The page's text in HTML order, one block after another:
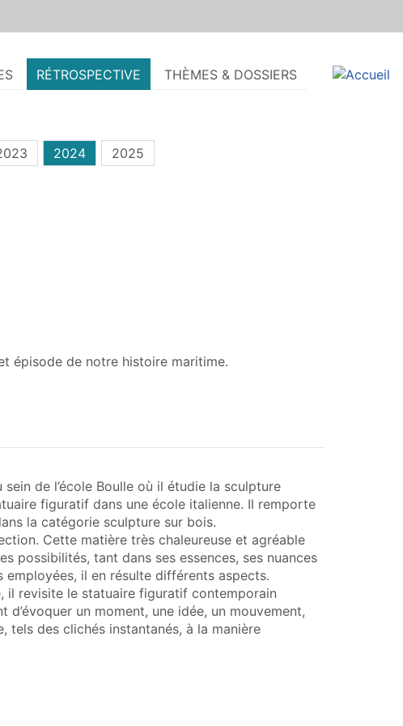
RÉTROSPECTIVE THÈMES & DOSSIERS
2024 2025
épisode de notre histoire maritime.
de l’école Boulle où il étudie la sculpture
figuratif dans une école italienne. Il remporte
la catégorie sculpture sur bois.
Cette matière très chaleureuse et agréable
possibilités, tant dans ses essences, ses nuances
il en résulte différents aspects.
il revisite le statuaire figuratif contemporain
d’évoquer un moment, une idée, un mouvement,
tels des clichés instantanés, à la manière